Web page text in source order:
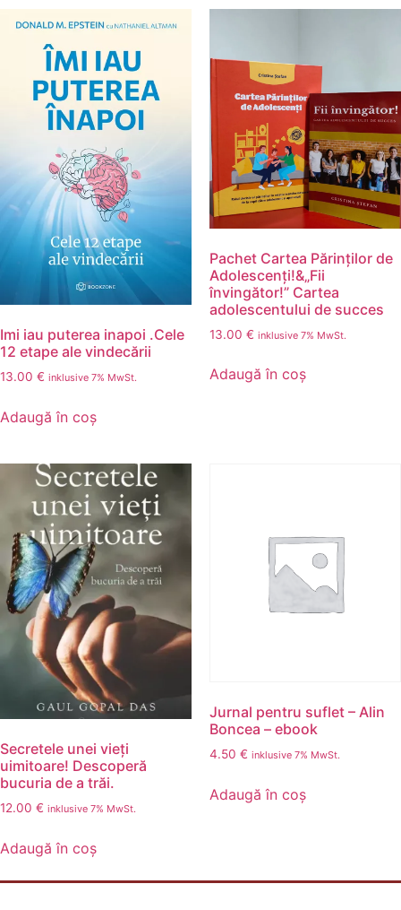
Imi iau puterea inapoi .Cele
12 etape ale vindecării
13.00 € inklusive 7% MwSt.
Adaugă în coș
Pachet Cartea Părinților de
Adolescenți!&„Fii
învingător!” Cartea
adolescentului de succes
13.00 € inklusive 7% MwSt.
Adaugă în coș
Secretele unei vieți
uimitoare! Descoperă
bucuria de a trăi.
12.00 € inklusive 7% MwSt.
Adaugă în coș
Jurnal pentru suflet – Alin
Boncea – ebook
4.50 € inklusive 7% MwSt.
Adaugă în coș